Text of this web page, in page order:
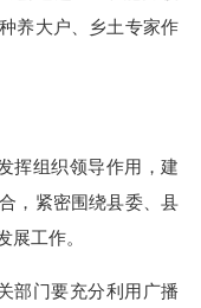
养大户、乡土专家作
挥组织领导作用，建
，紧密围绕县委、县
展工作。
部门要充分利用广播